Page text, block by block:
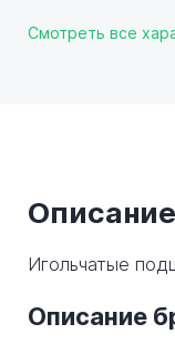
Смотреть все
Игольчатые
Описание